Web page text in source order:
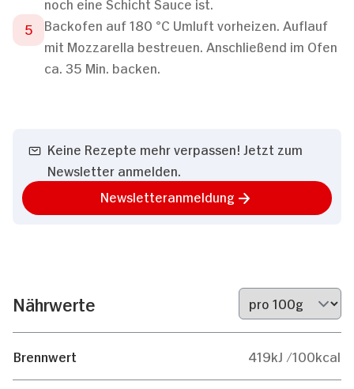
Backofen auf 180 °C Umluft vorheizen. Auflauf
mit Mozzarella bestreuen. Anschließend im Ofen
ca. 35 Min. backen.
Keine Rezepte mehr verpassen! Jetzt zum
Newsletter anmelden.
Newsletteranmeldung
Nährwerte
Brennwert 419kJ /100kcal